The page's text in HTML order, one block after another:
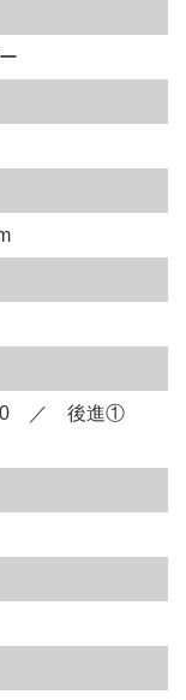
／ 後進①